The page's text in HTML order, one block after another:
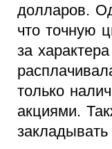
долларов.
что точную
за
только
акциями.